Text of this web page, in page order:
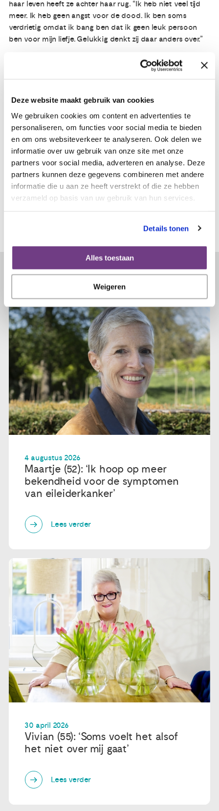
Deze website maakt gebruik van cookies
We gebruiken cookies om content en advertenties te
personaliseren, om functies voor social media te bieden
en om ons websiteverkeer te analyseren. Ook delen we
informatie over uw gebruik van onze site met onze
partners voor social media, adverteren en analyse. Deze
partners kunnen deze gegevens combineren met andere
informatie die u aan ze heeft verstrekt of die ze hebben
verzameld op basis van uw gebruik van hun services.
Details tonen
Alles toestaan
Weigeren
haar leven heeft ze achter haar rug. “Ik heb niet veel tijd
meer. Ik heb geen angst voor de dood. Ik ben soms
verdrietig omdat ik bang ben dat ik geen leuk persoon
ben voor mijn liefje. Gelukkig denkt zij daar anders over.”
Cato is een pseudoniem en dus niet haar echte naam.
is zij overleden.
Meer verhalen over
eierstokkanker
Lees verder...
4 augustus 2026
Maartje (52): ‘Ik hoop op meer
bekendheid voor de symptomen
van eileiderkanker’
Lees verder
30 april 2026
Vivian (55): ‘Soms voelt het alsof
het niet over mij gaat’
Lees verder